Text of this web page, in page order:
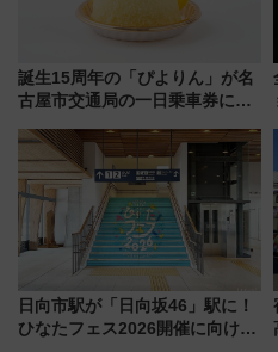
誕生15周年の「ぴよりん」が名
古屋市交通局の一日乗車券に！
定1万5000枚】
日向市駅が「日向坂46」駅に！
ひなたフェス2026開催に向けJR